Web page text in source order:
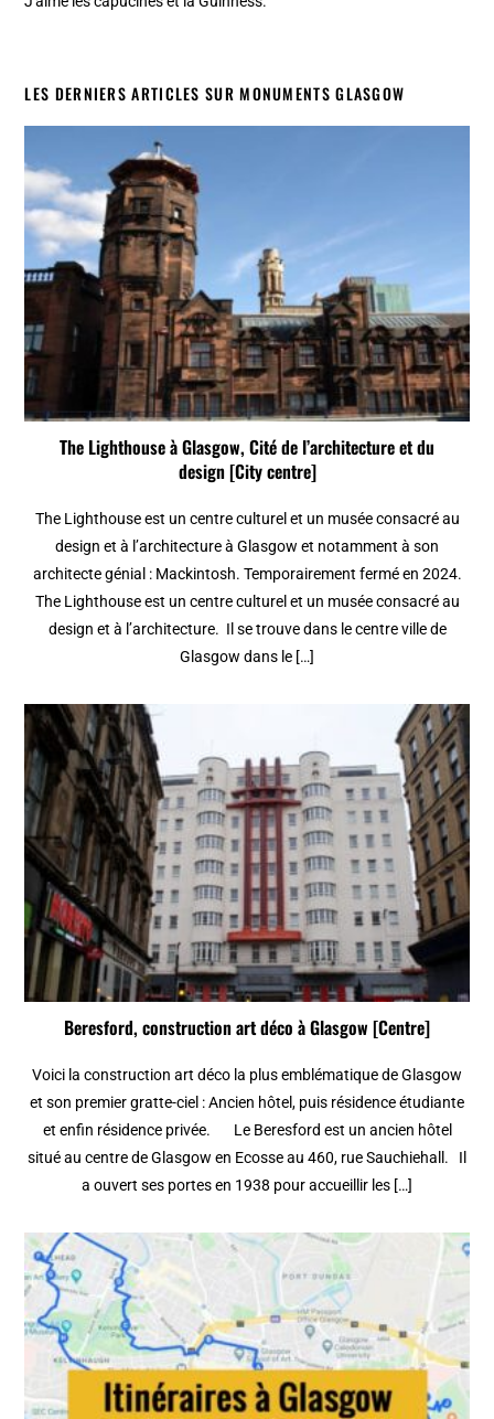
LES DERNIERS ARTICLES SUR MONUMENTS GLASGOW
The Lighthouse à Glasgow, Cité de l’architecture et du
design [City centre]
The Lighthouse est un centre culturel et un musée consacré au
design et à l’architecture à Glasgow et notamment à son
architecte génial : Mackintosh. Temporairement fermé en 2024.
The Lighthouse est un centre culturel et un musée consacré au
design et à l’architecture. Il se trouve dans le centre ville de
Glasgow dans le […]
Beresford, construction art déco à Glasgow [Centre]
Voici la construction art déco la plus emblématique de Glasgow
et son premier gratte-ciel : Ancien hôtel, puis résidence étudiante
et enfin résidence privée. Le Beresford est un ancien hôtel
situé au centre de Glasgow en Ecosse au 460, rue Sauchiehall. Il
a ouvert ses portes en 1938 pour accueillir les […]